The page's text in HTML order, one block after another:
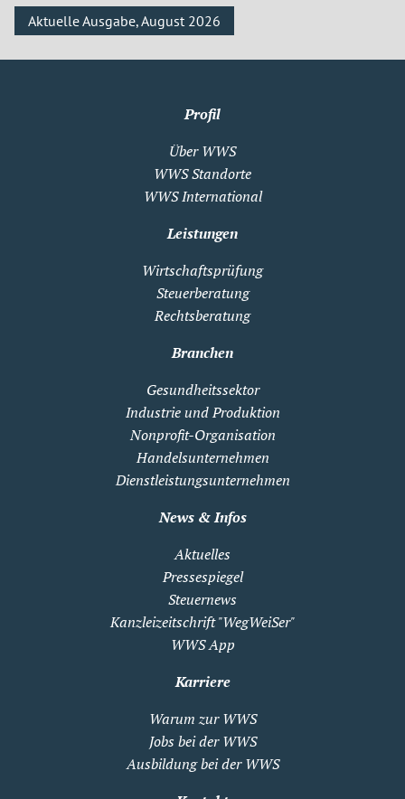
Aktuelle Ausgabe, August 2026
Profil
Über WWS
WWS Standorte
WWS International
Leistungen
Wirtschaftsprüfung
Steuerberatung
Rechtsberatung
Branchen
Gesundheitssektor
Industrie und Produktion
Nonprofit-Organisation
Handelsunternehmen
Dienstleistungsunternehmen
News & Infos
Aktuelles
Pressespiegel
Steuernews
Kanzleizeitschrift "WegWeiSer"
WWS App
Karriere
Warum zur WWS
Jobs bei der WWS
Ausbildung bei der WWS